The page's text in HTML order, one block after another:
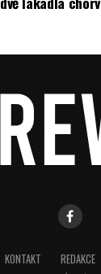
KONTAKT REDAKCE